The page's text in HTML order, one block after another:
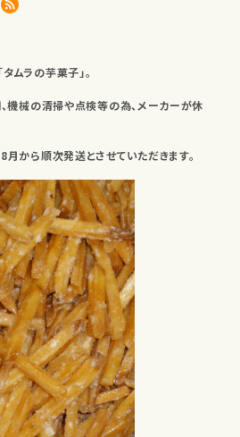
ムラの芋菓子」。
機械の清掃や点検等の為、メーカーが休
から順次発送とさせていただきます。